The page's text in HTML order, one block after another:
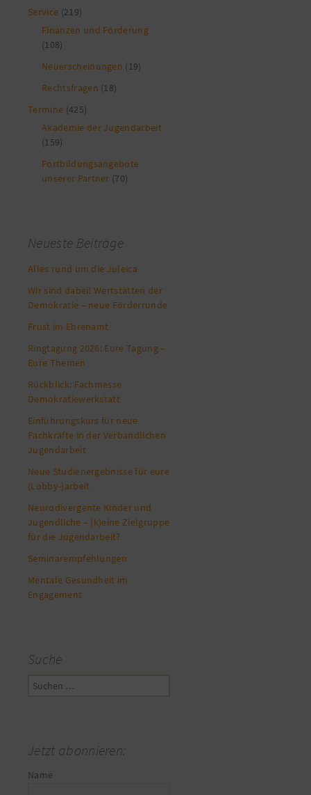
Service (219)
Finanzen und Förderung
(108)
Neuerscheinungen (19)
Rechtsfragen (18)
Termine (425)
Akademie der Jugendarbeit
(159)
Fortbildungsangebote
unserer Partner (70)
Neueste Beiträge
Alles rund um die Juleica
Wir sind dabei! Wertstätten der
Demokratie – neue Förderrunde
Frust im Ehrenamt
Ringtagung 2026: Eure Tagung –
Eure Themen
Rückblick: Fachmesse
Demokratiewerkstatt
Einführungskurs für neue
Fachkräfte in der Verbandlichen
Jugendarbeit
Neue Studienergebnisse für eure
(Lobby-)arbeit
Neurodivergente Kinder und
Jugendliche – (k)eine Zielgruppe
für die Jugendarbeit?
Seminarempfehlungen
Mentale Gesundheit im
Engagement
Suche
Suchen
Jetzt abonnieren:
Name